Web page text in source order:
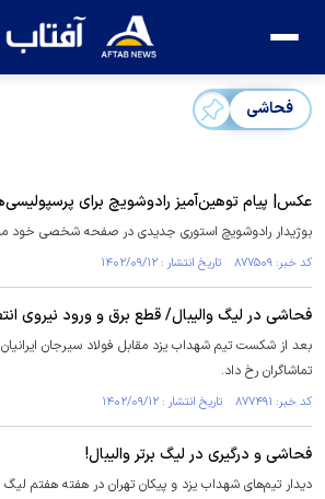
فحاشی
عکس| پیام توهین‌آمیز رادوشویچ برای
بوژیدار رادوشویچ استوری جدیدی در صفحه شخصی خود
کد خبر: ۸۷۷۵۰۹ تاریخ انتشار : ۱۴۰۲/۰۹/۱۲
فحاشی در لیگ والیبال/ قطع برق و ورود نیروی
بعد از شکست تیم شهداب یزد مقابل فولاد سیرجان
تماشاگران رخ داد.
کد خبر: ۸۷۷۴۹۱ تاریخ انتشار : ۱۴۰۲/۰۹/۱۲
فحاشی و درگیری در لیگ برتر والیبال!
دیدار تیم‌های شهداب یزد و پیکان تهران در هفته هفتم لیگ